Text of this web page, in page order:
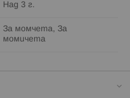
Над 3 г.
За момчета, За
момичета